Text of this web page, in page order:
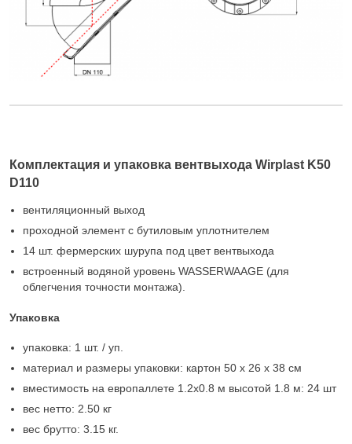
Комплектация и упаковка вентвыхода Wirplast K50
D110
вентиляционный выход
проходной элемент с бутиловым уплотнителем
14 шт. фермерских шурупа под цвет вентвыхода
встроенный водяной уровень WASSERWAAGE (для
облегчения точности монтажа).
Упаковка
упаковка: 1 шт. / уп.
материал и размеры упаковки: картон 50 x 26 x 38 см
вместимость на европаллете 1.2х0.8 м высотой 1.8 м: 24 шт
вес нетто: 2.50 кг
вес брутто: 3.15 кг.